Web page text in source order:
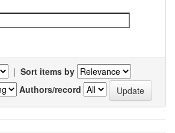
| Sort items by
Authors/record